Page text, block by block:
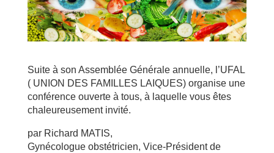
Suite à son Assemblée Générale annuelle, l’UFAL
( UNION DES FAMILLES LAIQUES) organise une
conférence ouverte à tous, à laquelle vous êtes
chaleureusement invité.
par Richard MATIS,
Gynécologue obstétricien, Vice-Président de